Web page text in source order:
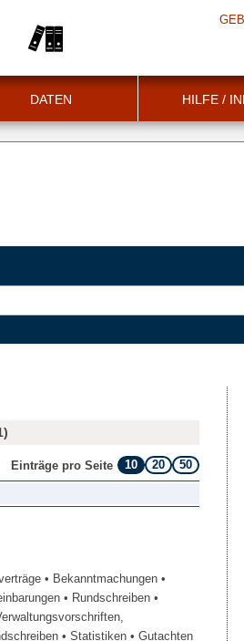
DATEN HILFE /
Einträge pro Seite 10 20 50
• Bekanntmachungen •
• Rundschreiben •
• Statistiken • Gutachten